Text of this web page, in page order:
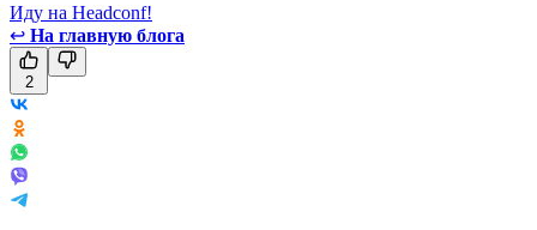
Иду на Headconf!
↩ На главную блога
2